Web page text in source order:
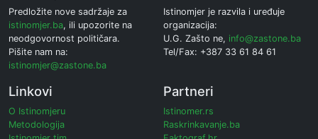
Predložite nove sadržaje za
istinomjer.ba, ili upozorite na
neodgovornost političara.
Pišite nam na:
istinomjer@zastone.ba
Istinomjer je razvila i uređuje
organizacija:
U.G. Zašto ne, info@zastone.ba
Tel/Fax: +387 33 61 84 61
Linkovi
O Istinomjeru
Metodologija
Partneri
Istinomer.rs
Raskrinkavanje.ba